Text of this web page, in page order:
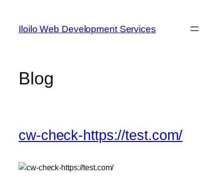
content
Iloilo Web Development Services
Blog
cw-check-https://test.com/